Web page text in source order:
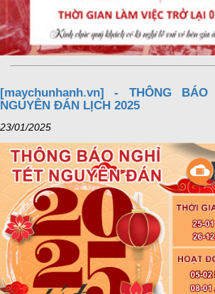
[maychunhanh.vn] - THÔNG
NGUYÊN ĐÁN LỊCH 2025
23/01/2025